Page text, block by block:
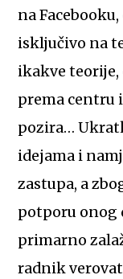
na
isključivo na
ikakve
prema centru
pozira…
idejama i
zastupa, a
potporu onog
primarno
radnik